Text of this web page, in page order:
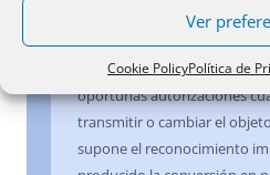
Ver
Cookie PolicyPolítica de
posteriores asientos se
concesión administrativa; y
los titulares, que solicitan de
oportunas autorizaciones
transmitir o cambiar el
supone el reconocimiento